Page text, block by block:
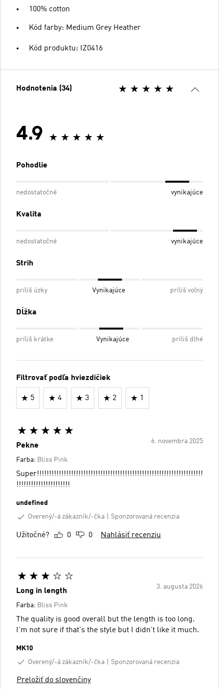
100% cotton
Kód farby: Medium Grey Heather
Kód produktu: IZ0416
Hodnotenia (34)
4.9
Pohodlie
nedostatočné vynikajúce
Kvalita
nedostatočné vynikajúce
Strih
príliš úzky Vynikajúce príliš voľný
Dĺžka
príliš krátke Vynikajúce príliš dlhé
Filtrovať podľa hviezdičiek
5 4 3 2 1
6. novembra 2025
Pekne
Farba: Bliss Pink
Super!!!!!!!!!!!!!!!!!!!!!!!!!!!!!!!!!!!!!!!!!!!!!!!!!!!!!!!!!!!!!!!!!!!!
!!!!!!!!!!!!!!!!!!!!!!
undefined
Overený/-á zákazník/-čka
Sponzorovaná recenzia
Užitočné? 0 0 Nahlásiť recenziu
3. augusta 2026
Long in length
Farba: Bliss Pink
The quality is good overall but the length is too long.
I'm not sure if that's the style but I didn't like it much.
MK10
Overený/-á zákazník/-čka
Sponzorovaná recenzia
Preložiť do slovenčiny